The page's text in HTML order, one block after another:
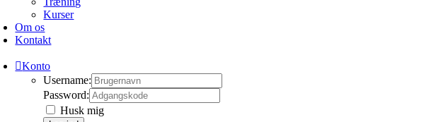
Kurser
Om os
Kontakt
Konto
Username:
Password:
Husk mig